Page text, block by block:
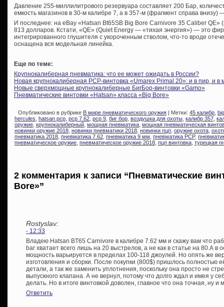
Давление 255-миллилитрового резервуара составляет 200 Бар,
емкость магазинов в 30-м калибре 7, а в 357-м (фрагмент справа внизу)
И последнее: на eBay «Hatsan Bt65SB Big Bore Carnivore 35 Caliber QE»
813 долларов. Кстати, «QE» (Quiet Energy — «тихая энергия») — это
интегрированного глушителя с укороченным стволом, что-то вроде
оснащена вся модельная линейка.
Еще по теме:
Крупнокалиберная пневматика: что ее может ожидать в России?
Новая крупнокалиберная PCP-винтовка «Umarex Primal 20»: и в пир, и в
Новые сверхмощные крупнокалиберные БигБор-винтовки «Gamo»
Пневматические винтовки «Hatsan» класса «Big Bore»
Опубликовано в рубрике В мире пневматического оружия | Метки: 45 калибр
hercules
hatsan pcp pcp 7.62 pcp 9 биг бор воздушка для охоты калибр 357
оружие крупнокалиберный мощная пневматика мощная пневматическая
новинки оружие 2018 новинки пневматики 2018 новинки пцп оружие охота
пневматика 2018 пневматика 7.62 пневматика 9 мм пневматика PCP,
пневматическое оружие пневматическое оружие 2018 пцп винтовка турецкая
2 комментария к записи “Пневматические
Bore»”
Rostyslav:
- 12:33
Владею Hatsan BT65 Carnivore в калибре 7.62 мм и скажу вам что
bar хватает всего лишь на 20 выстрелов, а не как в статье на 80.А в
мощность варьируется в пределах 100-118 джоулей. Но опять же
изготовления и сборки. После покупки (800$) пришлось полностью
детали, а так же заменить уплотнения, поскольку она просто не
выпускного клапана. А не вернул, потому что долго ждал и имея у
делать. Но в итоге винтовкой доволен, главное что она точная, ну
Ответить